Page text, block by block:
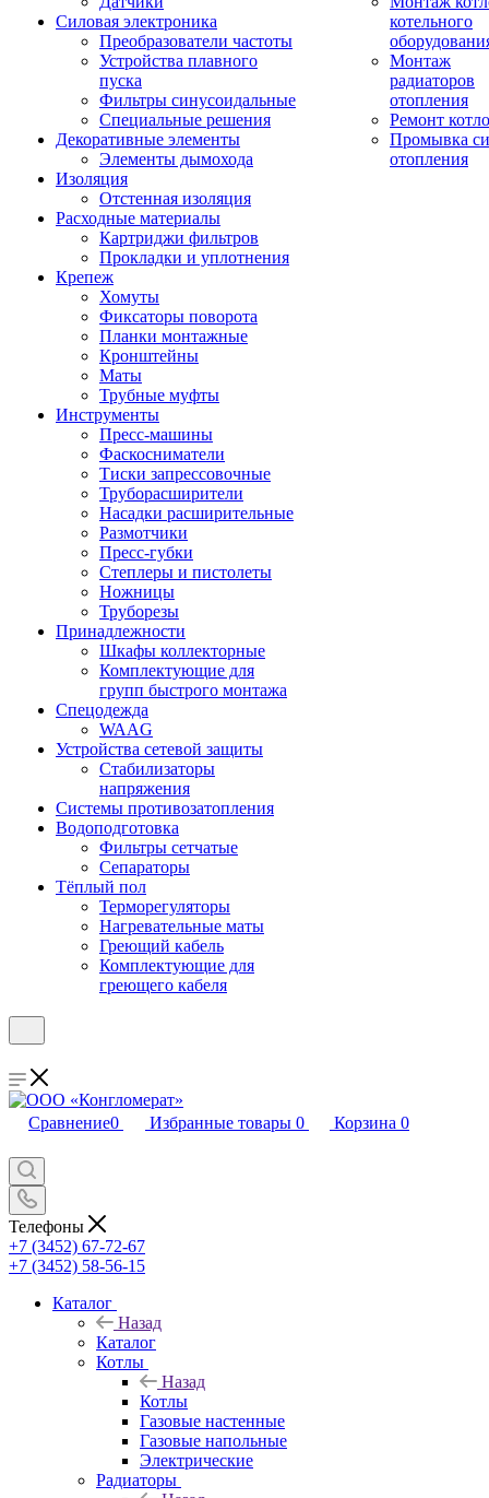
Силовая электроника
Преобразователи частоты
Устройства плавного
пуска
Фильтры синусоидальные
Специальные решения
Декоративные элементы
Элементы дымохода
Изоляция
Отстенная изоляция
Расходные материалы
Картриджи фильтров
Прокладки и уплотнения
Крепеж
Хомуты
Фиксаторы поворота
Планки монтажные
Кронштейны
Маты
Трубные муфты
Инструменты
Пресс-машины
Фаскосниматели
Тиски запрессовочные
Труборасширители
Насадки расширительные
Размотчики
Пресс-губки
Степлеры и пистолеты
Ножницы
Труборезы
Принадлежности
Шкафы коллекторные
Комплектующие для
групп быстрого монтажа
Спецодежда
WAAG
Устройства сетевой защиты
Стабилизаторы
напряжения
Системы противозатопления
Водоподготовка
Фильтры сетчатые
Сепараторы
Тёплый пол
Терморегуляторы
Нагревательные маты
Греющий кабель
Комплектующие для
греющего кабеля
котельного
Монтаж
радиаторов
отопления
Ремонт
Промывка
отопления
Сравнение0 Избранные товары 0 Корзина 0
Телефоны
+7 (3452) 67-72-67
+7 (3452) 58-56-15
Каталог
Назад
Каталог
Котлы
Назад
Котлы
Газовые настенные
Газовые напольные
Электрические
Радиаторы